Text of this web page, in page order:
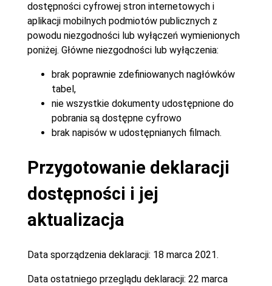
dostępności cyfrowej stron internetowych i
aplikacji mobilnych podmiotów publicznych z
powodu niezgodności lub wyłączeń wymienionych
poniżej. Główne niezgodności lub wyłączenia:
brak poprawnie zdefiniowanych nagłówków
tabel,
nie wszystkie dokumenty udostępnione do
pobrania są dostępne cyfrowo
brak napisów w udostępnianych filmach.
Przygotowanie deklaracji
dostępności i jej
aktualizacja
Data sporządzenia deklaracji: 18 marca 2021.
Data ostatniego przeglądu deklaracji: 22 marca